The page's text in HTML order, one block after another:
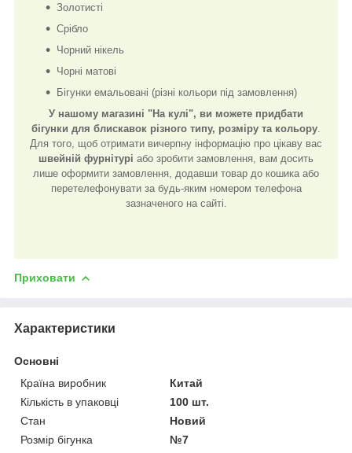
Золотисті
Срібло
Чорний нікель
Чорні матові
Бігунки емальовані (різні кольори під замовлення)
У нашому магазині "На кулі", ви можете придбати
бігунки для блискавок різного типу, розміру та кольору
Для того, щоб отримати вичерпну інформацію про цікаву вас
швейній фурнітурі або зробити замовлення, вам досить
лише оформити замовлення, додавши товар до кошика або
перетелефонувати за будь-яким номером телефона
зазначеного на сайті.
Приховати
Характеристики
Основні
Країна виробник
Китай
Кількість в упаковці
100 шт.
Стан
Новий
Розмір бігунка
№7